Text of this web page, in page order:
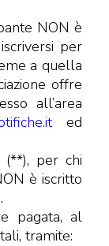
NON è
per
a quella
offre
all’area
ed
(**), per chi
è iscritto
pagata, al
tramite: